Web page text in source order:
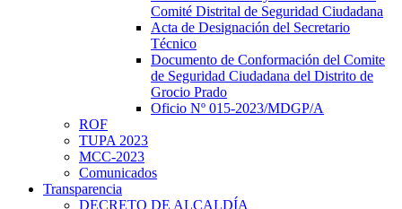
Comité Distrital de Seguridad Ciudadana
Acta de Designación del Secretario
Técnico
Documento de Conformación del Comite
de Seguridad Ciudadana del Distrito de
Grocio Prado
Oficio Nº 015-2023/MDGP/A
ROF
TUPA 2023
MCC-2023
Comunicados
Transparencia
DECRETO DE ALCALDÍA